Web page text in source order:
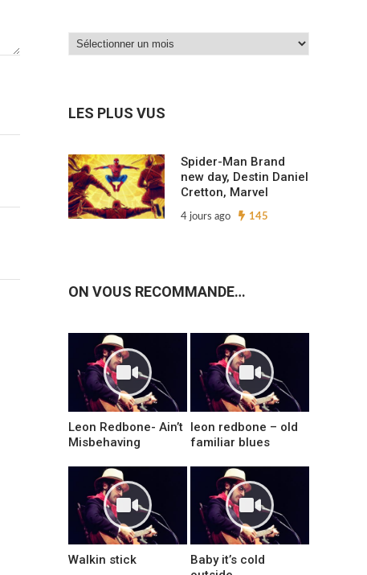
Dans
LES PLUS VUS
Spider-Man Brand
new day, Destin Daniel
Cretton, Marvel
4 jours ago 145
ON VOUS RECOMMANDE…
Leon Redbone- Ain’t
Misbehaving
leon redbone – old
familiar blues
Walkin stick
Baby it’s cold